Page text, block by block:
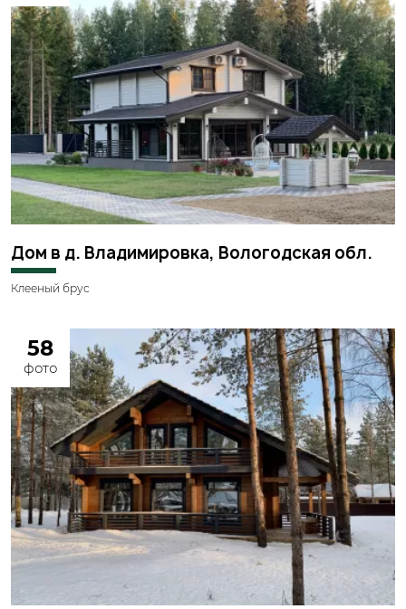
Дом в д. Владимировка, Вологодская обл.
Клееный брус
58
фото